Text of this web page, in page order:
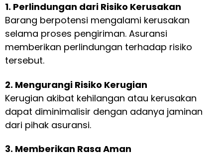
1. Perlindungan dari Risiko Kerusakan
Barang berpotensi mengalami kerusakan
selama proses pengiriman. Asuransi
memberikan perlindungan terhadap risiko
tersebut.
2. Mengurangi Risiko Kerugian
Kerugian akibat kehilangan atau kerusakan
dapat diminimalisir dengan adanya jaminan
dari pihak asuransi.
3. Memberikan Rasa Aman